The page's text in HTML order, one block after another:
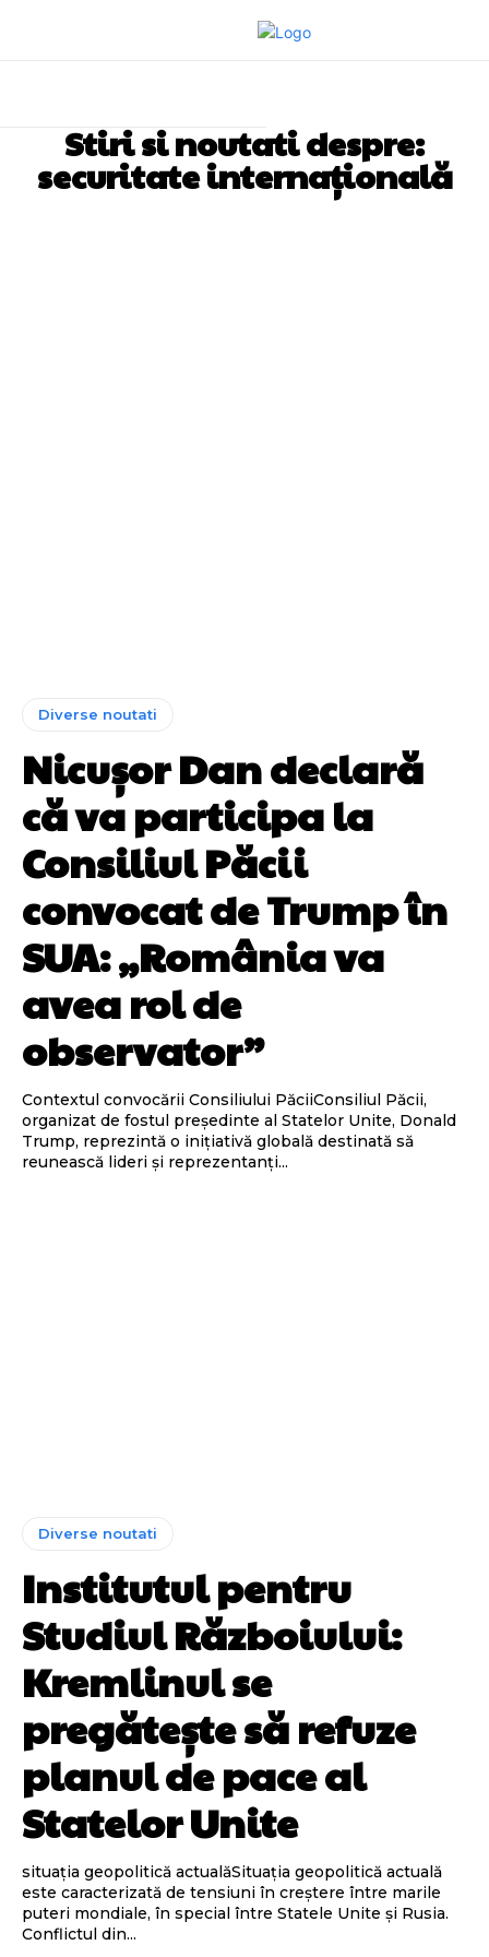
Stiri si noutati despre:
securitate internațională
Diverse noutati
Nicușor Dan declară
că va participa la
Consiliul Păcii
convocat de Trump în
SUA: „România va
avea rol de
observator”
Contextul convocării Consiliului PăciiConsiliul Păcii,
organizat de fostul președinte al Statelor Unite, Donald
Trump, reprezintă o inițiativă globală destinată să
reunească lideri și reprezentanți...
Diverse noutati
Institutul pentru
Studiul Războiului:
Kremlinul se
pregătește să refuze
planul de pace al
Statelor Unite
situația geopolitică actualăSituația geopolitică actuală
este caracterizată de tensiuni în creștere între marile
puteri mondiale, în special între Statele Unite și Rusia.
Conflictul din...